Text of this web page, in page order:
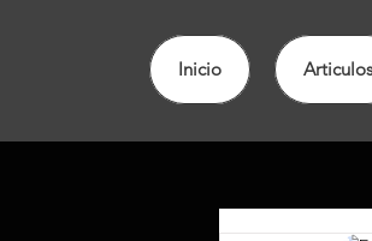
Inicio Articulos